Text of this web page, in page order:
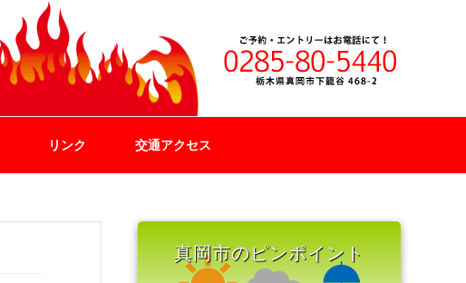
リンク 交通アクセス
真岡市のピンポイント